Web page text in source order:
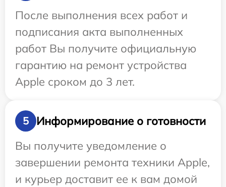
После выполнения всех работ и
подписания акта выполненных
работ Вы получите официальную
гарантию на ремонт устройства
Apple сроком до 3 лет.
5
Информирование о готовности
Вы получите уведомление о
завершении ремонта техники Apple,
и курьер доставит ее к вам домой